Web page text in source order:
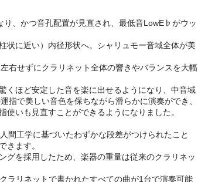
、かつ音孔配置が見直され、最低音LowE♭がウッ
状に近い）内径形状へ。シャリュモー音域全体が美
右せずにクラリネット全体の響きやバランスを大幅
くほど安定した音を楽に出せるようになり、中音域
で美しい音色を保ちながら滑らかに演奏ができ、
いも見直すことができるようになりました。
間工学に基づいたわずかな段差がつけられたこと
きます。
グを採用したため、楽器の重量は従来のクラリネッ
リネットで書かれたすべての曲が1台で演奏可能